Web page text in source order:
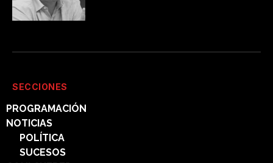
SECCIONES
PROGRAMACIÓN
NOTICIAS
POLÍTICA
SUCESOS